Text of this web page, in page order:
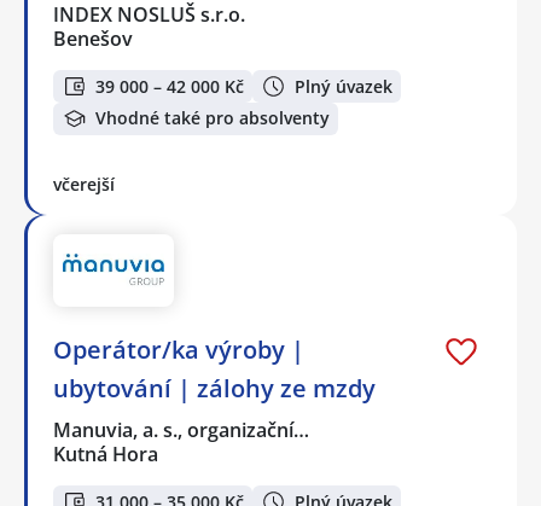
INDEX NOSLUŠ s.r.o.
Benešov
39 000 – 42 000 Kč
Plný úvazek
Vhodné také pro absolventy
včerejší
Operátor/ka výroby |
ubytování | zálohy ze mzdy
Manuvia, a. s., organizační…
Kutná Hora
31 000 – 35 000 Kč Plný úvazek